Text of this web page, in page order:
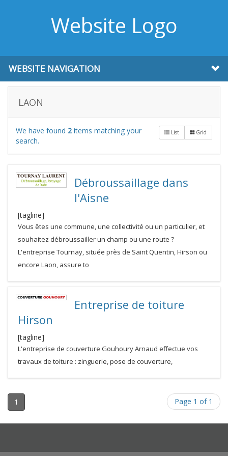
Website Logo
WEBSITE NAVIGATION
LAON
List Grid
We have found 2items matching your
search.
Débroussaillage dans
l'Aisne
[tagline]
Vous êtes une commune, une collectivité ou un particulier, et
souhaitez débroussailler un champ ou une route ?
L'entreprise Tournay, située près de Saint Quentin, Hirson ou
encore Laon, assure to
Entreprise de toiture
Hirson
[tagline]
L'entreprise de couverture Gouhoury Arnaud effectue vos
travaux de toiture : zinguerie, pose de couverture,
1 Page 1 of 1